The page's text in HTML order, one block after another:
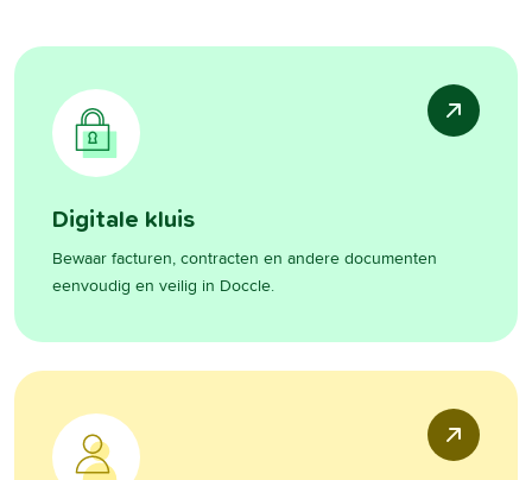
Digitale kluis
Bewaar facturen, contracten en andere documenten
eenvoudig en veilig in Doccle.